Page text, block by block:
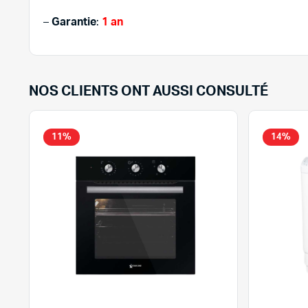
– Garantie: 1 an
NOS CLIENTS ONT AUSSI CONSULTÉ
11% 14%